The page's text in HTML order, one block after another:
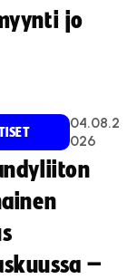
jo
04.08.2
026
–